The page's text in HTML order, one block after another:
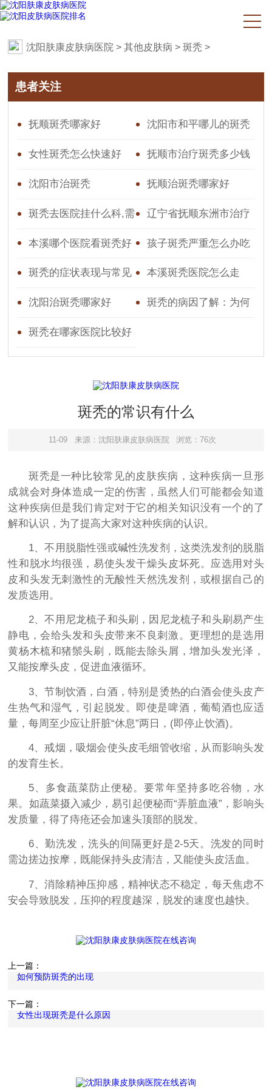
沈阳肤康皮肤病医院 >其他皮肤病 >斑秃 >
患者关注
抚顺斑秃哪家好 沈阳市和平哪儿的斑秃
好【排名前几】
女性斑秃怎么快速好 抚顺市治疗斑秃多少钱
沈阳市治斑秃 抚顺治斑秃哪家好
斑秃去医院挂什么科,需
要检查什么吗
辽宁省抚顺东洲市治疗
斑秃哪家好
本溪哪个医院看斑秃好 孩子斑秃严重怎么办吃
什么药
斑秃的症状表现与常见
病因了解
本溪斑秃医院怎么走
沈阳治斑秃哪家好 斑秃的病因了解：为何
斑秃在哪家医院比较好
斑秃的常识有什么
11-09 来源：沈阳肤康皮肤病医院 浏览：76次
斑秃是一种比较常见的皮肤疾病，这种疾病一旦形
成就会对身体造成一定的伤害，虽然人们可能都会知道
这种疾病但是我们肯定对于它的相关知识没有一个的了
解和认识，为了提高大家对这种疾病的认识。
1、不用脱脂性强或碱性洗发剂，这类洗发剂的脱脂
性和脱水均很强，易使头发干燥头皮坏死。应选用对头
皮和头发无刺激性的无酸性天然洗发剂，或根据自己的
发质选用。
2、不用尼龙梳子和头刷，因尼龙梳子和头刷易产生
静电，会给头发和头皮带来不良刺激。更理想的是选用
黄杨木梳和猪鬃头刷，既能去除头屑，增加头发光泽，
又能按摩头皮，促进血液循环。
3、节制饮酒，白酒，特别是烫热的白酒会使头皮产
生热气和湿气，引起脱发。即使是啤酒，葡萄酒也应适
量，每周至少应让肝脏“休息”两日，(即停止饮酒)。
4、戒烟，吸烟会使头皮毛细管收缩，从而影响头发
的发育生长。
5、多食蔬菜防止便秘。要常年坚持多吃谷物，水
果。如蔬菜摄入减少，易引起便秘而“弄脏血液”，影响头
发质量，得了痔疮还会加速头顶部的脱发。
6、勤洗发，洗头的间隔更好是2-5天。洗发的同时
需边搓边按摩，既能保持头皮清洁，又能使头皮活血。
7、消除精神压抑感，精神状态不稳定，每天焦虑不
安会导致脱发，压抑的程度越深，脱发的速度也越快。
上一篇：
如何预防斑秃的出现
下一篇：
女性出现斑秃是什么原因